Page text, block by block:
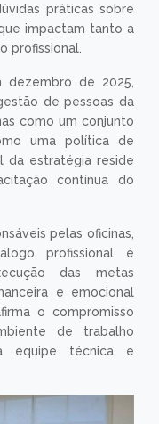
práticas sobre
impactam tanto a
profissional.
dezembro de 2025,
de pessoas da
como um conjunto
uma política de
da estratégia reside
contínua do
pelas oficinas,
profissional é
das metas
e emocional
o compromisso
de trabalho
equipe técnica e